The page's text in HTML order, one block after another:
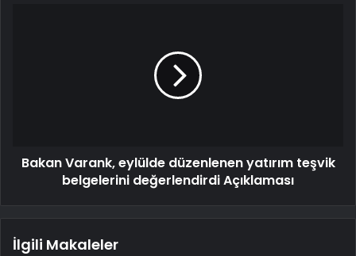
Bakan Varank, eylülde düzenlenen yatırım teşvik
belgelerini değerlendirdi Açıklaması
İlgili Makaleler